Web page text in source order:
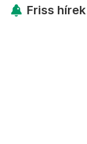
Friss hírek